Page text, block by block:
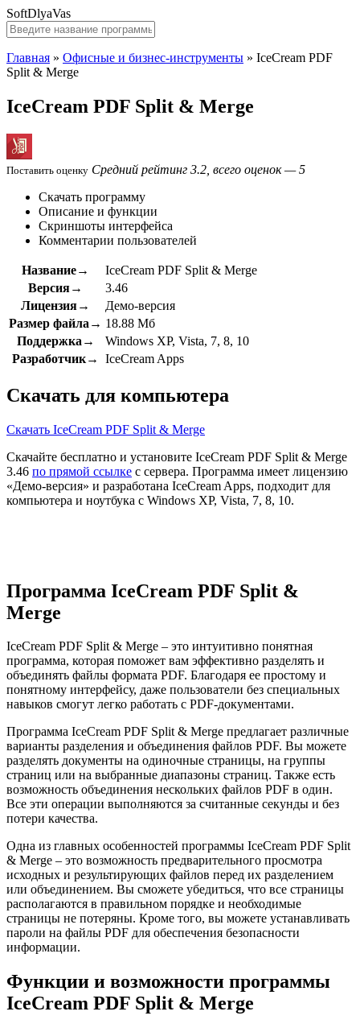
SoftDlyaVas
Главная » Офисные и бизнес-инструменты » IceCream PDF
Split & Merge
IceCream PDF Split & Merge
Поставить оценку Средний рейтинг 3.2, всего оценок — 5
Скачать программу
Описание и функции
Скриншоты интерфейса
Комментарии пользователей
Название→
IceCream PDF Split & Merge
Версия→
3.46
Лицензия→
Демо-версия
Размер файла→ 18.88 Мб
Поддержка→
Windows XP, Vista, 7, 8, 10
Разработчик→
IceCream Apps
Скачать для компьютера
Скачать IceCream PDF Split & Merge
Скачайте бесплатно и установите IceCream PDF Split & Merge
3.46 по прямой ссылке с сервера. Программа имеет лицензию
«Демо-версия» и разработана IceCream Apps, подходит для
компьютера и ноутбука с Windows XP, Vista, 7, 8, 10.
Программа IceCream PDF Split &
Merge
IceCream PDF Split & Merge – это интуитивно понятная
программа, которая поможет вам эффективно разделять и
объединять файлы формата PDF. Благодаря ее простому и
понятному интерфейсу, даже пользователи без специальных
навыков смогут легко работать с PDF-документами.
Программа IceCream PDF Split & Merge предлагает различные
варианты разделения и объединения файлов PDF. Вы можете
разделять документы на одиночные страницы, на группы
страниц или на выбранные диапазоны страниц. Также есть
возможность объединения нескольких файлов PDF в один.
Все эти операции выполняются за считанные секунды и без
потери качества.
Одна из главных особенностей программы IceCream PDF Split
& Merge – это возможность предварительного просмотра
исходных и результирующих файлов перед их разделением
или объединением. Вы сможете убедиться, что все страницы
располагаются в правильном порядке и необходимые
страницы не потеряны. Кроме того, вы можете устанавливать
пароли на файлы PDF для обеспечения безопасности
информации.
Функции и возможности программы
IceCream PDF Split & Merge